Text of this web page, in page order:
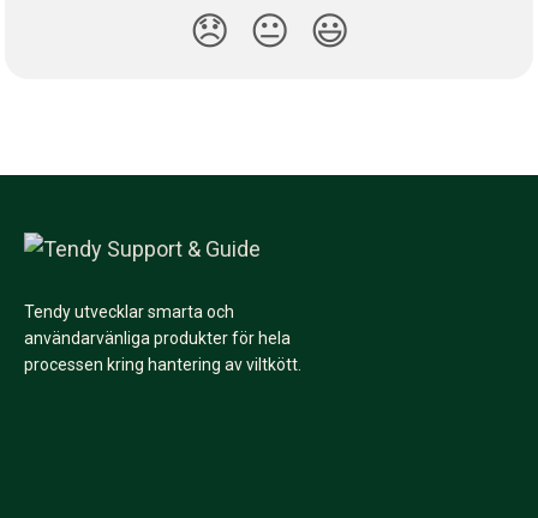
😞 😐 😃
Tendy utvecklar smarta och
användarvänliga produkter för hela
processen kring hantering av viltkött.